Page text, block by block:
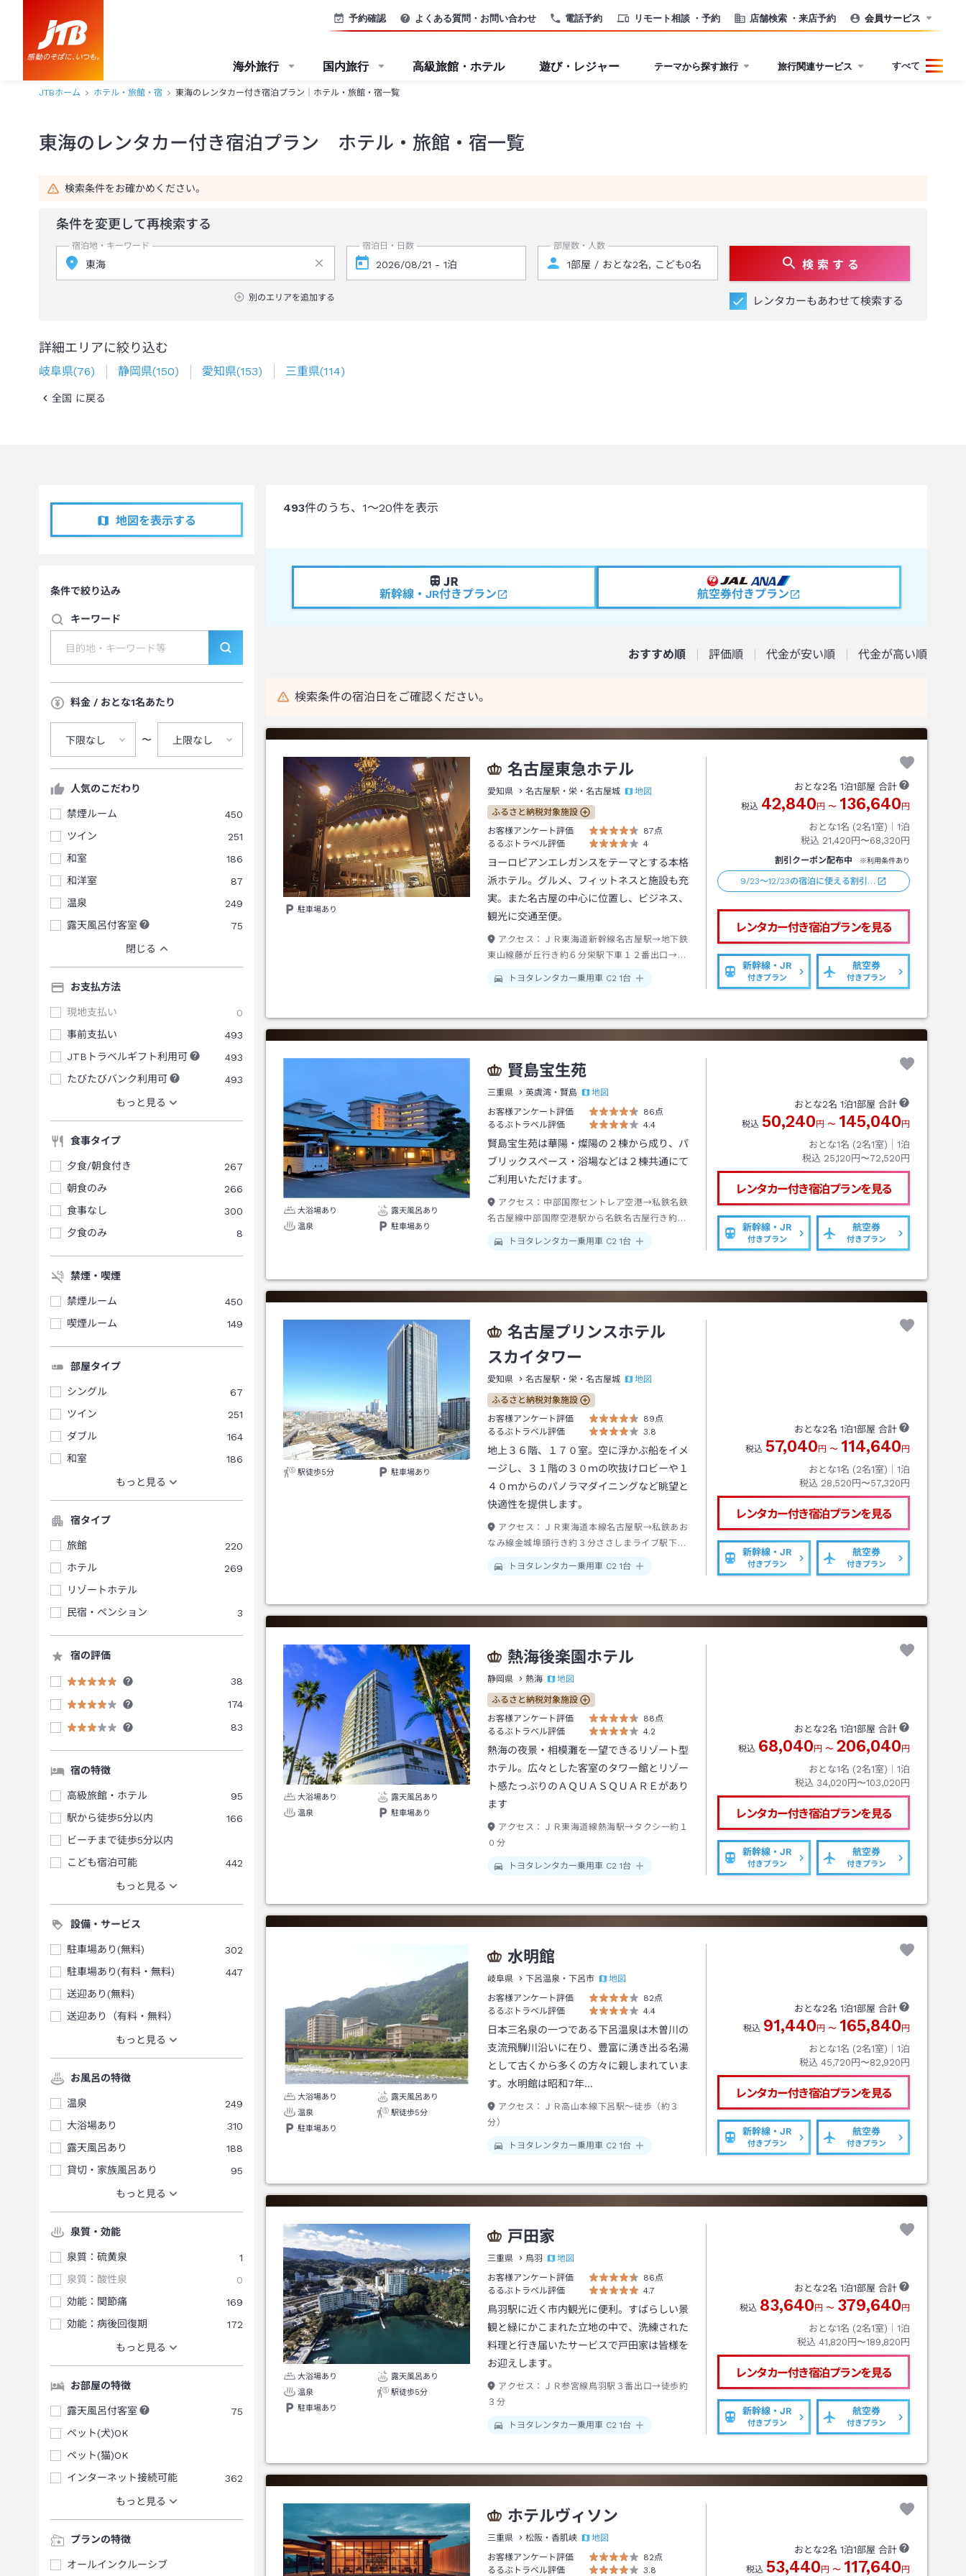
電話予約 リモート相談 ・予約 店舗検索 ・来店予約
予約確認 よくある質問・お問い合わせ 会員サービス
海外旅行 国内旅行 高級旅館・ホテル 遊び・レジャー テーマから探す旅行 旅行関連サービス すべて
JTBホーム ホテル・旅館・宿 東海のレンタカー付き宿泊プラン｜ホテル・旅館・宿一覧
東海のレンタカー付き宿泊プラン ホテル・旅館・宿一覧
検索条件をお確かめください。
条件を変更して再検索する
宿泊地・キーワード
別のエリアを追加する
宿泊日・日数 部屋数・人数
検 索 す る
レンタカーもあわせて検索する
詳細エリアに絞り込む
岐阜県(76) 静岡県(150) 愛知県(153) 三重県(114)
全国 に戻る
地図を表示する
条件で絞り込み
キーワード
料金 / おとな1名あたり
下限なし 〜 上限なし
人気のこだわり
禁煙ルーム
450
ツイン
251
和室
186
和洋室
87
温泉
249
露天風呂付客室
75
閉じる
お支払方法
現地支払い
0
事前支払い
493
JTBトラベルギフト利用可
493
たびたびバンク利用可
493
もっと見る
食事タイプ
夕食/朝食付き
267
朝食のみ
266
食事なし
300
夕食のみ
8
禁煙・喫煙
禁煙ルーム
450
喫煙ルーム
149
部屋タイプ
シングル
67
ツイン
251
ダブル
164
和室
186
もっと見る
宿タイプ
旅館
220
ホテル
269
リゾートホテル
民宿・ペンション
3
宿の評価
38
174
83
宿の特徴
高級旅館・ホテル
95
駅から徒歩5分以内
166
ビーチまで徒歩5分以内
こども宿泊可能
442
もっと見る
設備・サービス
駐車場あり(無料)
302
駐車場あり(有料・無料)
447
送迎あり(無料)
送迎あり（有料・無料）
もっと見る
お風呂の特徴
温泉
249
大浴場あり
310
露天風呂あり
188
貸切・家族風呂あり
95
もっと見る
泉質・効能
泉質：硫黄泉
1
泉質：酸性泉
0
効能：関節痛
169
効能：病後回復期
172
もっと見る
お部屋の特徴
露天風呂付客室
75
ペット(犬)OK
ペット(猫)OK
インターネット接続可能
362
もっと見る
プランの特徴
オールインクルーシブ
493件のうち、 1～20件を表示
新幹線・JR付きプラン 航空券付きプラン
おすすめ順 評価順 代金が安い順 代金が高い順
検索条件の宿泊日をご確認ください。
駐車場あり
名古屋東急ホテル
愛知県 名古屋駅・栄・名古屋城 地図
ふるさと納税対象施設
お客様アンケート評価
87点
るるぶトラベル評価
4
ヨーロピアンエレガンスをテーマとする本格
派ホテル。グルメ、フィットネスと施設も充
実。また名古屋の中心に位置し、ビジネス、
観光に交通至便。
アクセス：
ＪＲ東海道新幹線名古屋駅→地下鉄
東山線藤が丘行き約６分栄駅下車１２番出口→徒
トヨタレンタカー乗用車 C2 1台
おとな2名 1泊1部屋 合計
税込 42,840 円 〜 136,640 円
おとな1名 (2名1室)｜ 1泊
税込 21,420円〜68,320円
割引クーポン配布中 ※利用条件あり
9/23～12/23の宿泊に使える割引…
レンタカー付き宿泊プランを見る
新幹線・JR
付きプラン
航空券
付きプラン
大浴場あり
露天風呂あり
温泉
駐車場あり
賢島宝生苑
三重県 英虞湾・賢島
地図
お客様アンケート評価
86点
るるぶトラベル評価
4.4
賢島宝生苑は華陽・燦陽の２棟から成り、パ
ブリックスペース・浴場などは２棟共通にて
ご利用いただけます。
アクセス： 中部国際セントレア空港→私鉄名鉄
名古屋線中部国際空港駅から名鉄名古屋行き約４
トヨタレンタカー乗用車 C2 1台
おとな2名 1泊1部屋 合計
税込 50,240 円 〜 145,040 円
おとな1名 (2名1室)｜ 1泊
税込 25,120円〜72,520円
レンタカー付き宿泊プランを見る
新幹線・JR
付きプラン
航空券
付きプラン
駅徒歩5分 駐車場あり
名古屋プリンスホテル
スカイタワー
愛知県 名古屋駅・栄・名古屋城 地図
ふるさと納税対象施設
お客様アンケート評価
89点
るるぶトラベル評価
3.8
地上３６階、１７０室。空に浮かぶ船をイメ
ージし、３１階の３０ｍの吹抜けロビーや１
４０ｍからのパノラマダイニングなど眺望と
快適性を提供します。
アクセス：
ＪＲ東海道本線名古屋駅→私鉄あお
なみ線金城埠頭行き約３分ささしまライブ駅下車
トヨタレンタカー乗用車 C2 1台
おとな2名 1泊1部屋 合計
税込 57,040 円 〜 114,640 円
おとな1名 (2名1室)｜ 1泊
税込 28,520円〜57,320円
レンタカー付き宿泊プランを見る
新幹線・JR
付きプラン
航空券
付きプラン
大浴場あり
露天風呂あり
温泉
駐車場あり
熱海後楽園ホテル
静岡県 熱海 地図
ふるさと納税対象施設
お客様アンケート評価
88点
るるぶトラベル評価
4.2
熱海の夜景・相模灘を一望できるリゾート型
ホテル。広々とした客室のタワー館とリゾー
ト感たっぷりのＡＱＵＡＳＱＵＡＲＥがあり
ます
アクセス：
ＪＲ東海道線熱海駅→タクシー約１
０分
トヨタレンタカー乗用車 C2 1台
おとな2名 1泊1部屋 合計
税込 68,040 円 〜 206,040 円
おとな1名 (2名1室)｜ 1泊
税込 34,020円〜103,020円
レンタカー付き宿泊プランを見る
新幹線・JR
付きプラン
航空券
付きプラン
大浴場あり
露天風呂あり
温泉
駅徒歩5分
駐車場あり
水明館
岐阜県 下呂温泉・下呂市
地図
お客様アンケート評価
82点
るるぶトラベル評価
4.4
日本三名泉の一つである下呂温泉は木曽川の
支流飛騨川沿いに在り、豊富に湧き出る名湯
として古くから多くの方々に親しまれていま
す。水明館は昭和7年…
アクセス：
ＪＲ高山本線下呂駅～徒歩（約３
分）
トヨタレンタカー乗用車 C2 1台
おとな2名 1泊1部屋 合計
税込 91,440 円 〜 165,840 円
おとな1名 (2名1室)｜ 1泊
税込 45,720円〜82,920円
レンタカー付き宿泊プランを見る
新幹線・JR
付きプラン
航空券
付きプラン
大浴場あり
露天風呂あり
温泉
駅徒歩5分
駐車場あり
戸田家
三重県 鳥羽
地図
お客様アンケート評価
86点
るるぶトラベル評価
4.7
鳥羽駅に近く市内観光に便利。すばらしい景
観と緑にかこまれた立地の中で、洗練された
料理と行き届いたサービスで戸田家は皆様を
お迎えします。
アクセス：
ＪＲ参宮線鳥羽駅３番出口→徒歩約
３分
トヨタレンタカー乗用車 C2 1台
おとな2名 1泊1部屋 合計
税込 83,640 円 〜 379,640 円
おとな1名 (2名1室)｜ 1泊
税込 41,820円〜189,820円
レンタカー付き宿泊プランを見る
新幹線・JR
付きプラン
航空券
付きプラン
ホテルヴィソン
三重県 松阪・香肌峡
地図
お客様アンケート評価
82点
るるぶトラベル評価
3.8
おとな2名 1泊1部屋 合計
税込 53,440 円 〜 117,640 円